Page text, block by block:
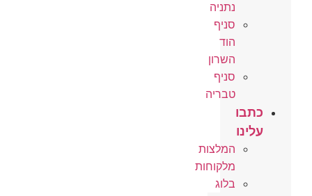
נתניה
סניף
הוד
השרון
סניף
טבריה
כתבו
עלינו
המלצות
מלקוחות
בלוג